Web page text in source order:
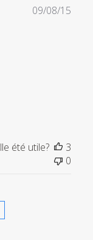
09/08/15
été utile?
3
0